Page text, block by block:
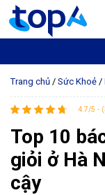
Trang chủ / Sức Khoẻ /
4.7/5 -
Top 10
giỏi ở Hà
cậy